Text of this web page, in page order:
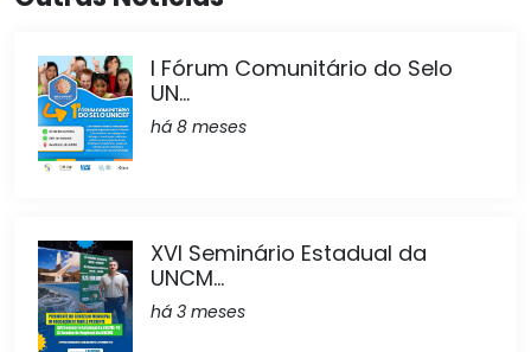
I Fórum Comunitário do Selo
UN...
há 8 meses
XVI Seminário Estadual da
UNCM...
há 3 meses